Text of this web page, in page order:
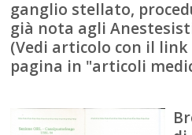
ganglio stellato,
già nota agli
(Vedi articolo con il
pagina in "articoli